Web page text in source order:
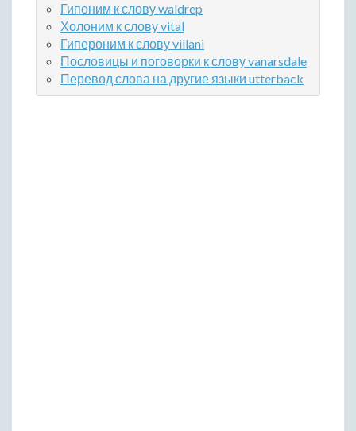
Гипоним к слову waldrep
Холоним к слову vital
Гипероним к слову villani
Пословицы и поговорки к слову vanarsdale
Перевод слова на другие языки utterback